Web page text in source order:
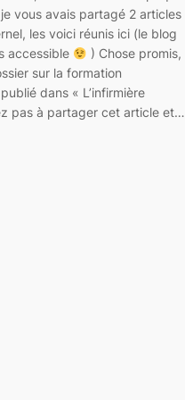
vous avais partagé 2 articles
les voici réunis ici (le blog
accessible
) Chose promis,
sur la formation
dans « L’infirmière
pas à partager cet article et…